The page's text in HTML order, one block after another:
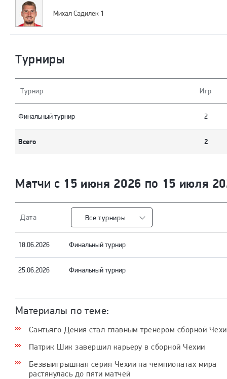
Михал Садилек 1
Турниры
Турнир Игр
Финальный турнир 2
Всего 2
Матчи с 15 июня 2026 по 15 июля
Дата Все турниры
18.06.2026 Финальный турнир
25.06.2026 Финальный турнир
Материалы по теме:
Сантьяго Дения стал главным тренером сборной
Патрик Шик завершил карьеру в сборной Чехии
Безвыигрышная серия Чехии на чемпионатах мира
растянулась до пяти матчей